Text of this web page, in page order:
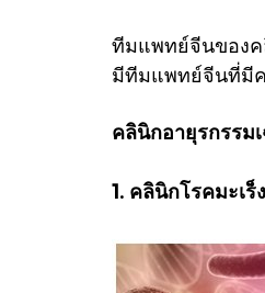
ทีมแพทย์จีนของ
มีทีมแพทย์จีนที่มี
คลินิกอายุรกรรม
1. คลินิกโรคมะเร็ง